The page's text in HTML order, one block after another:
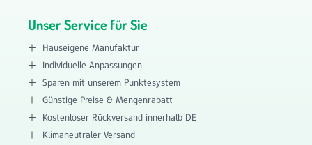
Unser Service für Sie
Hauseigene Manufaktur
Individuelle Anpassungen
Sparen mit unserem Punktesystem
Günstige Preise & Mengenrabatt
Kostenloser Rückversand innerhalb DE
Klimaneutraler Versand